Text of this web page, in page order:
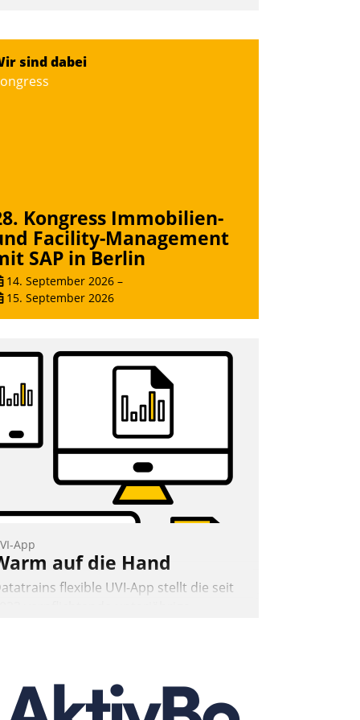
die Teilnehmerinnen und
kurzweilige Einblicke in
Cloud-Strategien und -
sind dabei
Kongress Immobilien-
Facility-Management
SAP in Berlin
14. September 2026 –
15. September 2026
App
auf die Hand
flexible UVI-App stellt die seit
Heizungs- und Wasserverbrauch gehen
automatisiert, vollständig und auf